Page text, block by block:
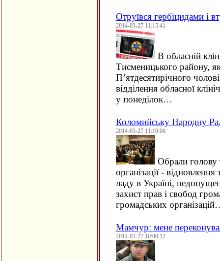
Отруївся гербіцидами і
2014-03-27 11:15:41
В обласній
Тисменицького району,
П’ятдесятирічного
відділення обласної
у понеділок…
Коломийську Народну
2014-03-27 11:10:06
Обрали голову
організації -
ладу в Україні,
захист прав і свобод
громадських
Мамчур: мене
2014-03-27 10:00:12